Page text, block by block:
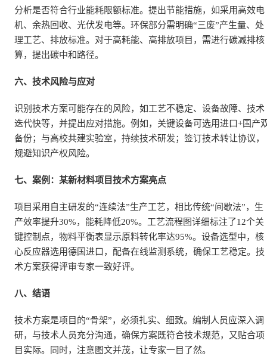
分析是否符合行业能耗限额标准。提出节能措施，如采用高效电
机、余热回收、光伏发电等。环保部分需明确“三废”产生量、处
理工艺、排放标准。对于高耗能、高排放项目，需进行碳减排核
算，提出碳中和路径。
六、技术风险与应对
识别技术方案可能存在的风险，如工艺不稳定、设备故障、技术
迭代快等，并提出应对措施。例如，关键设备可选用进口+国产
备份；与高校共建实验室，持续技术研发；签订技术转让协议，
规避知识产权风险。
七、案例：某新材料项目技术方案亮点
项目采用自主研发的“连续法”生产工艺，相比传统“间歇法”，生
产效率提升30%，能耗降低20%。工艺流程图详细标注了12个关
键控制点，物料平衡表显示原料转化率达95%。设备选型中，核
心反应器选用德国进口，配备在线监测系统，确保工艺稳定。技
术方案获得评审专家一致好评。
八、结语
技术方案是项目的“骨架”，必须扎实、细致。编制人员应深入调
研，与技术人员充分沟通，确保方案既符合技术规范，又贴合项
目实际。同时，注意图文并茂，让专家一目了然。